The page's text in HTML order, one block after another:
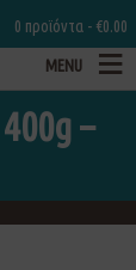
0 προϊόντα - €0.00
MENU
–